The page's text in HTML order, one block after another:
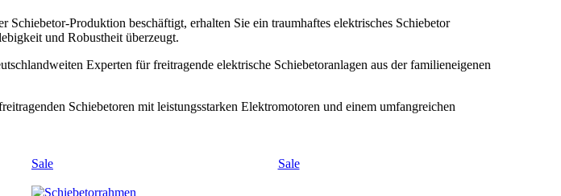
Produktion beschäftigt, erhalten Sie ein traumhaftes elektrisches Schiebetor
und Robustheit überzeugt.
Experten für freitragende elektrische Schiebetoranlagen aus der familieneigenen
Schiebetoren mit leistungsstarken Elektromotoren und einem umfangreichen
Sale Sale